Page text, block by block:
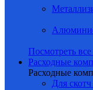
Посмотреть
Расходные
Расходные
Для